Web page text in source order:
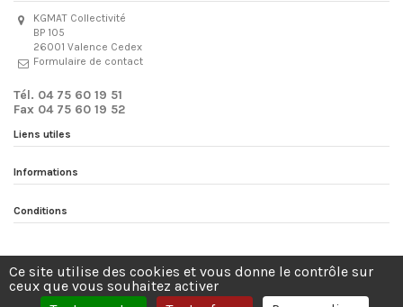
KGMAT Collectivité
BP 105
26001 Valence Cedex
Formulaire de contact
Tél. 04 75 60 19 51
Fax 04 75 60 19 52
Liens utiles
Informations
Conditions
Ce site utilise des cookies et vous donne le contrôle sur
ceux que vous souhaitez activer